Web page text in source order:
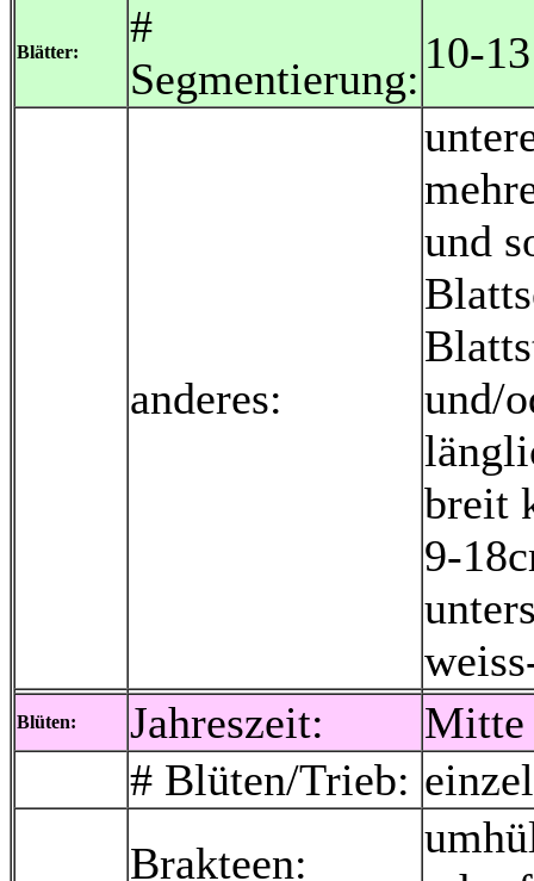
Blätter:
#
Segmentierung:
10-13
anderes:
und
und/
breit
9-
Blüten: Jahreszeit:
Mitte
# Blüten/Trieb:
Brakteen: